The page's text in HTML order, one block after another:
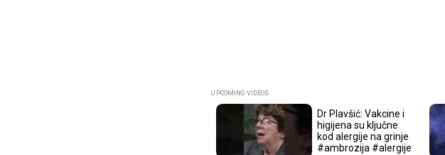
Dr Plavšić: Vakcine i
higijena su ključne
kod alergije na grinje
#ambrozija #alergije